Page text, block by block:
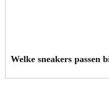
Welke sneakers passen